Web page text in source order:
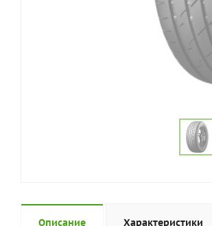
Описание Характеристики